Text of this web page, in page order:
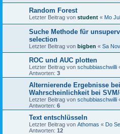
Random Forest
Letzter Beitrag von student « Mo
Suche Methode für
selection
Letzter Beitrag von bigben « Sa
ROC und AUC plotten
Letzter Beitrag von schubbiaschwilli
Antworten: 3
Alternierende Ergebnisse
Wahrscheinlichkeit bei SVM/
Letzter Beitrag von schubbiaschwilli
Antworten: 6
Text entschlüsseln
Letzter Beitrag von Athomas « Do
Antworten: 12